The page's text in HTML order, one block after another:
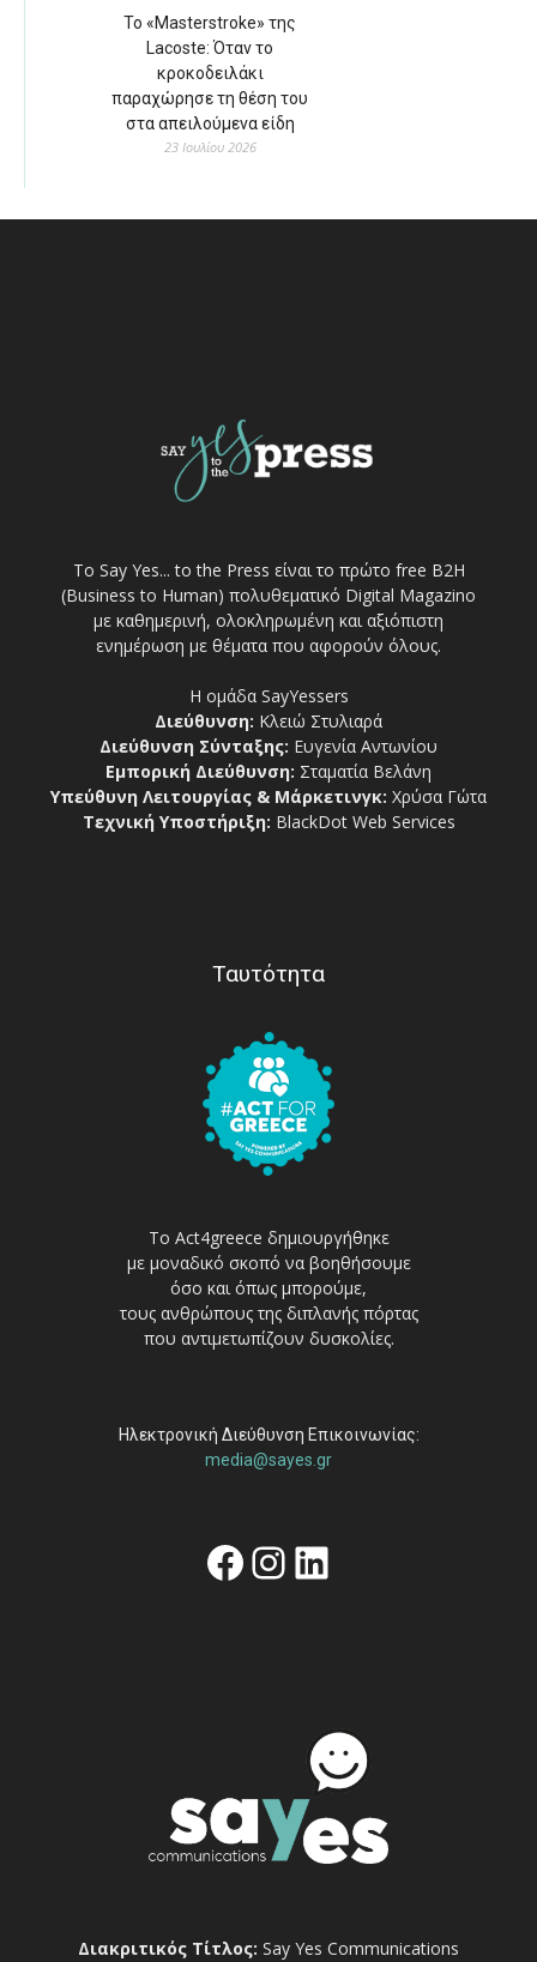
Το «Masterstroke» της
Lacoste: Όταν το
κροκοδειλάκι
παραχώρησε τη θέση του
στα απειλούμενα είδη
23 Ιουλίου 2026
Το Say Yes... to the Press είναι το πρώτο free Β2Η
(Business to Human) πολυθεματικό Digital Magazino
με καθημερινή, ολοκληρωμένη και αξιόπιστη
ενημέρωση με θέματα που αφορούν όλους.
Η ομάδα SayYessers
Διεύθυνση: Κλειώ Στυλιαρά
Διεύθυνση Σύνταξης: Ευγενία Αντωνίου
Εμπορική Διεύθυνση: Σταματία Βελάνη
Υπεύθυνη Λειτουργίας & Μάρκετινγκ: Χρύσα Γώτα
Τεχνική Υποστήριξη: BlackDot Web Services
Ταυτότητα
Το Act4greece δημιουργήθηκε
με μοναδικό σκοπό να βοηθήσουμε
όσο και όπως μπορούμε,
τους ανθρώπους της διπλανής πόρτας
που αντιμετωπίζουν δυσκολίες.
Ηλεκτρονική Διεύθυνση Επικοινωνίας:
media@sayes.gr
Facebook
Instagram
Linkedin
Διακριτικός Τίτλος: Say Yes Communications